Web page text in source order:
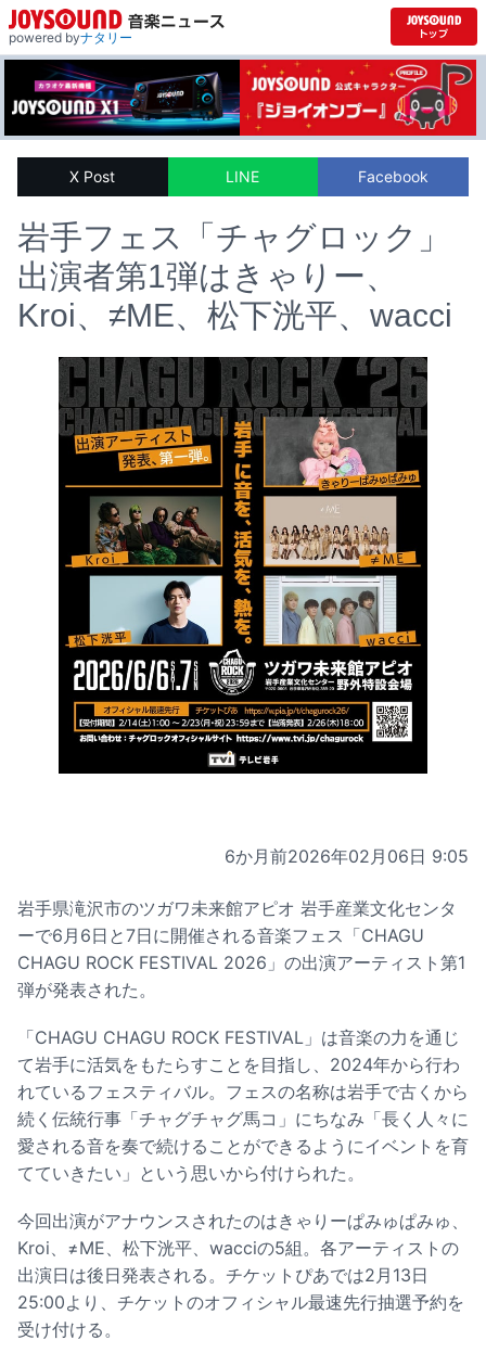
powered byナタリー
X Post LINE Facebook
岩手フェス「チャグロック」
出演者第1弾はきゃりー、
Kroi、≠ME、松下洸平、wacci
6か月前2026年02月06日 9:05
岩手県滝沢市のツガワ未来館アピオ 岩手産業文化センタ
ーで6月6日と7日に開催される音楽フェス「CHAGU
CHAGU ROCK FESTIVAL 2026」の出演アーティスト第1
弾が発表された。
「CHAGU CHAGU ROCK FESTIVAL」は音楽の力を通じ
て岩手に活気をもたらすことを目指し、2024年から行わ
れているフェスティバル。フェスの名称は岩手で古くから
続く伝統行事「チャグチャグ馬コ」にちなみ「長く人々に
愛される音を奏で続けることができるようにイベントを育
てていきたい」という思いから付けられた。
今回出演がアナウンスされたのはきゃりーぱみゅぱみゅ、
Kroi、≠ME、松下洸平、wacciの5組。各アーティストの
出演日は後日発表される。チケットぴあでは2月13日
25:00より、チケットのオフィシャル最速先行抽選予約を
受け付ける。